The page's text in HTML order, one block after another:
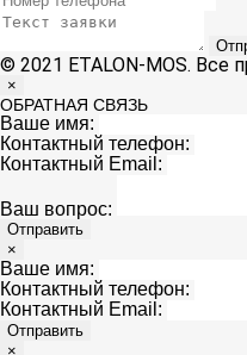
© 2021 ETALON-MOS. Все
×
ОБРАТНАЯ СВЯЗЬ
Ваше имя:
Контактный телефон:
Контактный Email:
Ваш вопрос:
Отправить
×
Ваше имя:
Контактный телефон:
Контактный Email:
Отправить
×